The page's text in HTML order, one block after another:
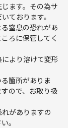
ます。その為サ
ております。
窒息の恐れがあ
ろに保管してく
より溶けて変形
箇所がありま
ので、お取り扱
がありますの
。